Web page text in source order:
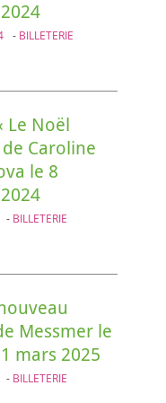
- BILLETERIE
Le Noël
Caroline
le 8
- BILLETERIE
Messmer le
mars 2025
- BILLETERIE